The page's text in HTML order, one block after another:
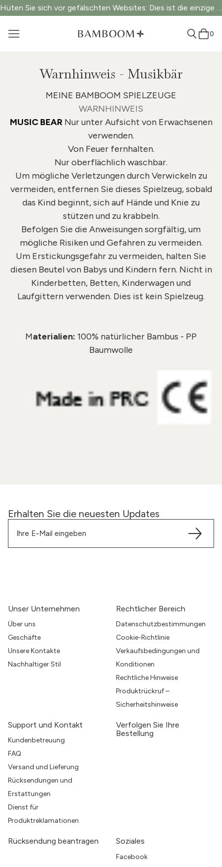
Hüten Sie sich vor gefälschten Websites: Dies ist die einzige offizielle Website.
0
Warnhinweis - Musikbär
MEINE BAMBOOM SPIELZEUGE
WARNHINWEIS
MUSIC BEARNur unter Aufsicht von Erwachsenen
verwenden.
Von Feuer fernhalten.
Nur oberflächlich waschbar.
Um mögliche Verletzungen durch Verwickeln zu
vermeiden, entfernen Sie dieses Spielzeug, sobald
das Kind beginnt, sich auf Hände und Knie zu
stützen und zu krabbeln.
Befolgen Sie die Anweisungen sorgfältig, um
mögliche Risiken und Gefahren zu vermeiden.
Um Erstickungsgefahr zu vermeiden, halten Sie
diesen Beutel von Babys und Kindern fern. Nicht in
Kinderbetten, Betten, Kinderwagen und
Laufgittern verwenden. Dies ist kein Spielzeug.
Materialien: 100% natürlicher Bambus - PP
Baumwolle
Erhalten Sie die neuesten Updates
Unser Unternehmen
Über uns
Geschäfte
Unsere Kontakte
Nachhaltiger Stil
Rechtlicher Bereich
Datenschutzbestimmungen
Cookie-Richtlinie
Verkaufsbedingungen und
Konditionen
Rechtliche Hinweise
Produktrückruf –
Sicherheitshinweise
Support und Kontakt
Kundenbetreuung
FAQ
Versand und Lieferung
Rücksendungen und
Erstattungen
Dienst für
Produktreklamationen
Verfolgen Sie Ihre
Bestellung
Rücksendung beantragen Soziales
Facebook